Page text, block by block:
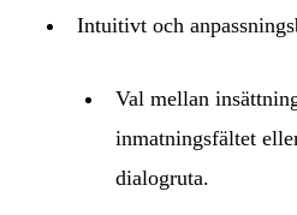
Intuitivt och
Val mellan
inmatningsfältet
dialogruta.